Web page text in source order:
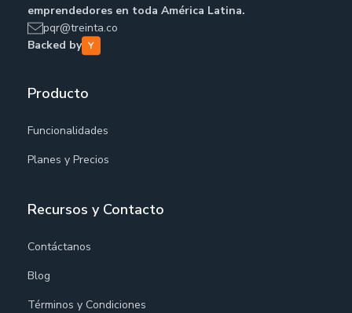
emprendedores en toda América Latina.
pqr@treinta.co
Backed by
Producto
Funcionalidades
Planes y Precios
Recursos y Contacto
Contáctanos
Blog
Términos y Condiciones